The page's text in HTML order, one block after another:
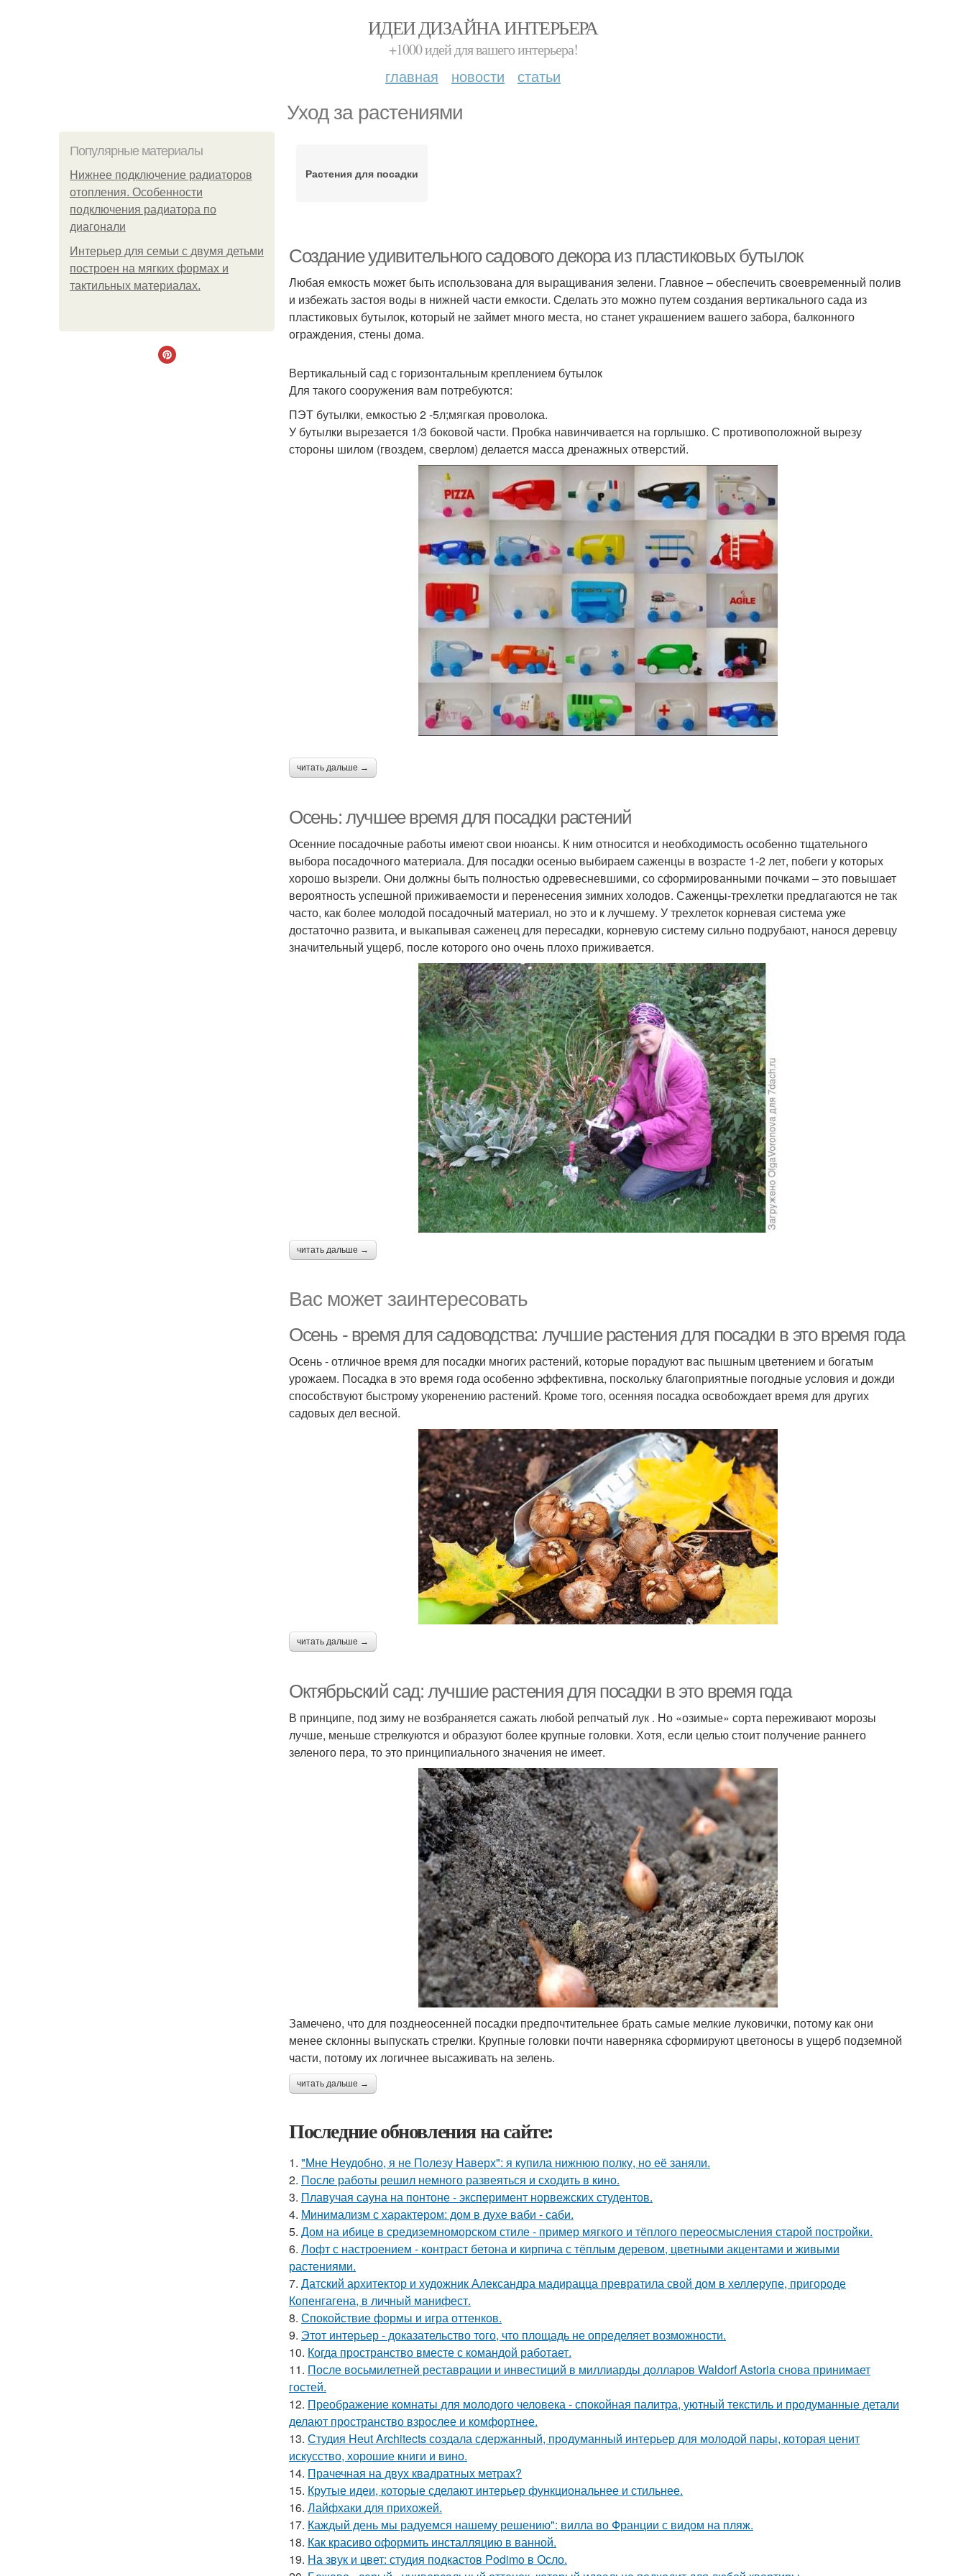
ИДЕИ ДИЗАЙНА ИНТЕРЬЕРА
+1000 идей для вашего интерьера!
главная новости статьи
Уход за растениями
Популярные материалы
Нижнее подключение радиаторов
отопления. Особенности
подключения радиатора по
диагонали
Интерьер для семьи с двумя детьми
построен на мягких формах и
тактильных материалах.
Растения для посадки
Создание удивительного садового декора из пластиковых бутылок
Любая емкость может быть использована для выращивания зелени. Главное – обеспечить своевременный полив
и избежать застоя воды в нижней части емкости. Сделать это можно путем создания вертикального сада из
пластиковых бутылок, который не займет много места, но станет украшением вашего забора, балконного
ограждения, стены дома.
Вертикальный сад с горизонтальным креплением бутылок
Для такого сооружения вам потребуются:
ПЭТ бутылки, емкостью 2 -5л;мягкая проволока.
У бутылки вырезается 1/3 боковой части. Пробка навинчивается на горлышко. С противоположной вырезу
стороны шилом (гвоздем, сверлом) делается масса дренажных отверстий.
читать дальше →
Осень: лучшее время для посадки растений
Осенние посадочные работы имеют свои нюансы. К ним относится и необходимость особенно тщательного
выбора посадочного материала. Для посадки осенью выбираем саженцы в возрасте 1-2 лет, побеги у которых
хорошо вызрели. Они должны быть полностью одревесневшими, со сформированными почками – это повышает
вероятность успешной приживаемости и перенесения зимних холодов. Саженцы-трехлетки предлагаются не так
часто, как более молодой посадочный материал, но это и к лучшему. У трехлеток корневая система уже
достаточно развита, и выкапывая саженец для пересадки, корневую систему сильно подрубают, нанося деревцу
значительный ущерб, после которого оно очень плохо приживается.
читать дальше →
Вас может заинтересовать
Осень - время для садоводства: лучшие растения для посадки в это время года
Осень - отличное время для посадки многих растений, которые порадуют вас пышным цветением и богатым
урожаем. Посадка в это время года особенно эффективна, поскольку благоприятные погодные условия и дожди
способствуют быстрому укоренению растений. Кроме того, осенняя посадка освобождает время для других
садовых дел весной.
читать дальше →
Октябрьский сад: лучшие растения для посадки в это время года
В принципе, под зиму не возбраняется сажать любой репчатый лук . Но «озимые» сорта переживают морозы
лучше, меньше стрелкуются и образуют более крупные головки. Хотя, если целью стоит получение раннего
зеленого пера, то это принципиального значения не имеет.
Замечено, что для позднеосенней посадки предпочтительнее брать самые мелкие луковички, потому как они
менее склонны выпускать стрелки. Крупные головки почти наверняка сформируют цветоносы в ущерб подземной
части, потому их логичнее высаживать на зелень.
читать дальше →
Последние обновления на сайте:
1. "Мне Неудобно, я не Полезу Наверх": я купила нижнюю полку, но её заняли.
2. После работы решил немного развеяться и сходить в кино.
3. Плавучая сауна на понтоне - эксперимент норвежских студентов.
4. Минимализм с характером: дом в духе ваби - саби.
5. Дом на ибице в средиземноморском стиле - пример мягкого и тёплого переосмысления старой постройки.
6. Лофт с настроением - контраст бетона и кирпича с тёплым деревом, цветными акцентами и живыми
растениями.
7. Датский архитектор и художник Александра мадирацца превратила свой дом в хеллерупе, пригороде
Копенгагена, в личный манифест.
8. Спокойствие формы и игра оттенков.
9. Этот интерьер - доказательство того, что площадь не определяет возможности.
10. Когда пространство вместе с командой работает.
11. После восьмилетней реставрации и инвестиций в миллиарды долларов Waldorf Astoria снова принимает
гостей.
12. Преображение комнаты для молодого человека - спокойная палитра, уютный текстиль и продуманные детали
делают пространство взрослее и комфортнее.
13. Студия Heut Architects создала сдержанный, продуманный интерьер для молодой пары, которая ценит
искусство, хорошие книги и вино.
14. Прачечная на двух квадратных метрах?
15. Крутые идеи, которые сделают интерьер функциональнее и стильнее.
16. Лайфхаки для прихожей.
17. Каждый день мы радуемся нашему решению": вилла во Франции с видом на пляж.
18. Как красиво оформить инсталляцию в ванной.
19. На звук и цвет: студия подкастов Podimo в Осло.